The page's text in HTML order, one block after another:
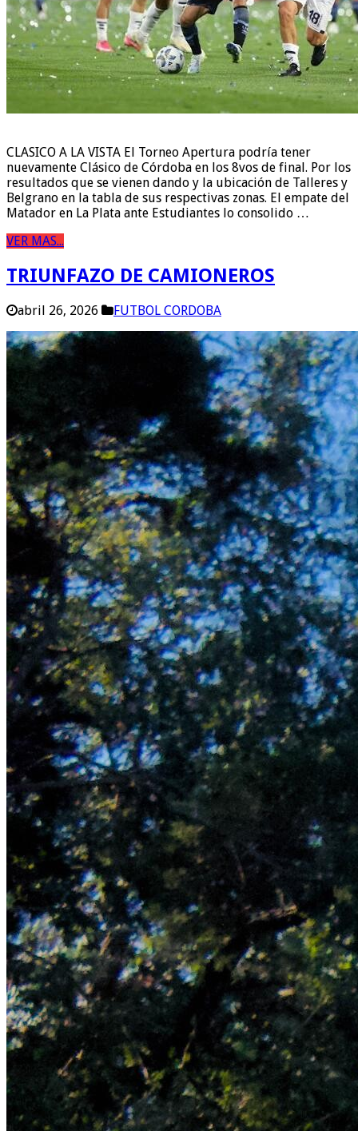
CLASICO A LA VISTA El Torneo Apertura podría tener
nuevamente Clásico de Córdoba en los 8vos de final. Por los
resultados que se vienen dando y la ubicación de Talleres y
Belgrano en la tabla de sus respectivas zonas. El empate del
Matador en La Plata ante Estudiantes lo consolido …
VER MAS...
TRIUNFAZO DE CAMIONEROS
abril 26, 2026 FUTBOL CORDOBA